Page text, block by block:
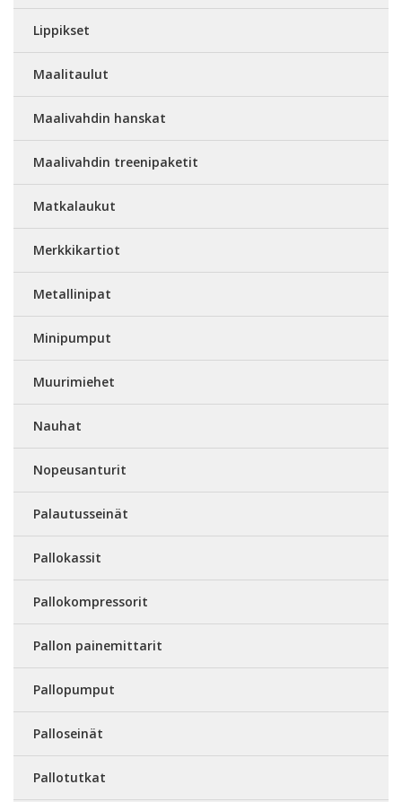
Lippikset
Maalitaulut
Maalivahdin hanskat
Maalivahdin treenipaketit
Matkalaukut
Merkkikartiot
Metallinipat
Minipumput
Muurimiehet
Nauhat
Nopeusanturit
Palautusseinät
Pallokassit
Pallokompressorit
Pallon painemittarit
Pallopumput
Palloseinät
Pallotutkat